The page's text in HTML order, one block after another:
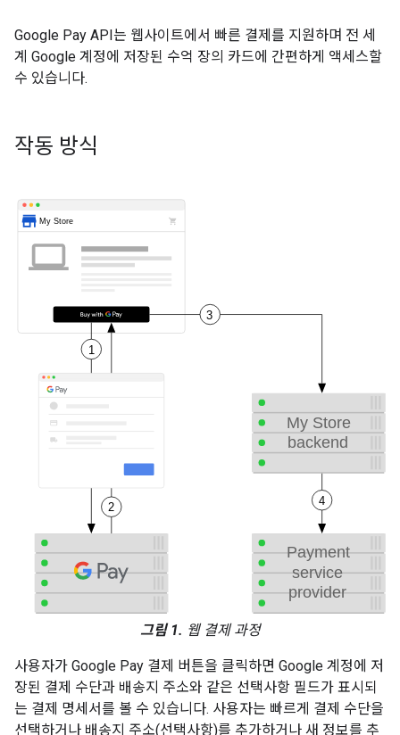
Google Pay API는 웹사이트에서 빠른 결제를 지원하며 전 세
계 Google 계정에 저장된 수억 장의 카드에 간편하게 액세스할
수 있습니다.
작동 방식
그림 1. 웹 결제 과정
사용자가 Google Pay 결제 버튼을 클릭하면 Google 계정에 저
장된 결제 수단과 배송지 주소와 같은 선택사항 필드가 표시되
는 결제 명세서를 볼 수 있습니다. 사용자는 빠르게 결제 수단을
선택하거나 배송지 주소(선택사항)를 추가하거나 새 정보를 추